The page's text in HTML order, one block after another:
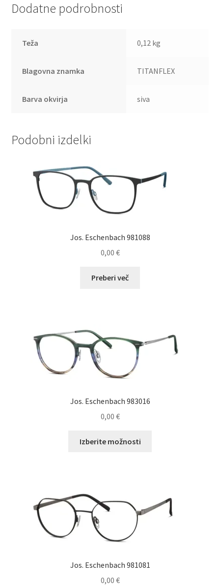
Dodatne podrobnosti
Teža 0,12 kg
Blagovna znamka TITANFLEX
Barva okvirja siva
Podobni izdelki
Jos. Eschenbach 981088
0,00 €
Preberi več
Jos. Eschenbach 983016
0,00 €
Izberite možnosti
Možnosti
lahko
Jos. Eschenbach 981081
0,00 €